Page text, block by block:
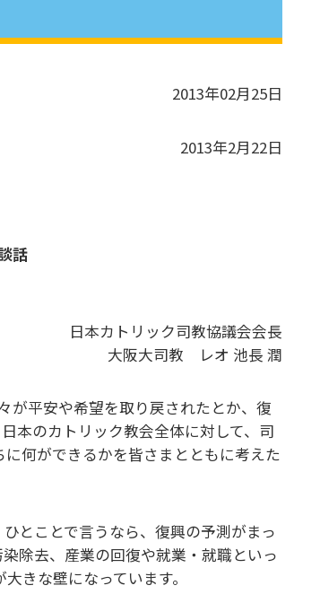
2013年02月25日
2013年2月22日
話
日本カトリック司教協議会会長
大阪大司教 レオ 池長 潤
が平安や希望を取り戻されたとか、復
本のカトリック教会全体に対して、司
何ができるかを皆さまとともに考えた
とことで言うなら、復興の予測がまっ
除去、産業の回復や就業・就職といっ
きな壁になっています。